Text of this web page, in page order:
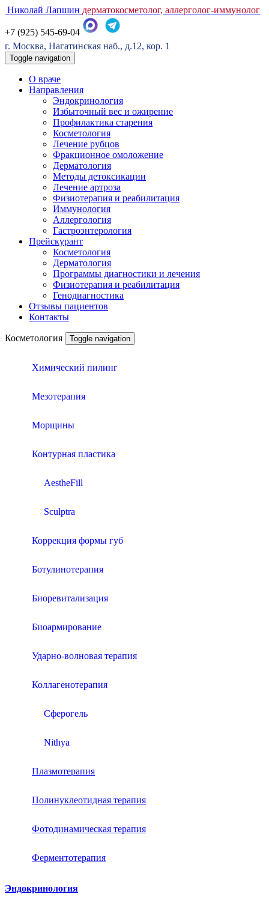
Николай Лапшин дерматокосметолог, аллерголог-иммунолог
+7 (925) 545-69-04
г. Москва, Нагатинская наб., д.12, кор. 1
Toggle navigation
О враче
Направления
Эндокринология
Избыточный вес и ожирение
Профилактика старения
Косметология
Лечение рубцов
Фракционное омоложение
Дерматология
Методы детоксикации
Лечение артроза
Физиотерапия и реабилитация
Иммунология
Аллергология
Гастроэнтерология
Прейскурант
Косметология
Дерматология
Программы диагностики и лечения
Физиотерапия и реабилитация
Генодиагностика
Отзывы пациентов
Контакты
Косметология Toggle navigation
Химический пилинг
Мезотерапия
Морщины
Контурная пластика
AestheFill
Sculptrа
Коррекция формы губ
Ботулинотерапия
Биоревитализация
Биоармирование
Ударно-волновая терапия
Коллагенотерапия
Сферогель
Nithya
Плазмотерапия
Полинуклеотидная терапия
Фотодинамическая терапия
Ферментотерапия
Эндокринология